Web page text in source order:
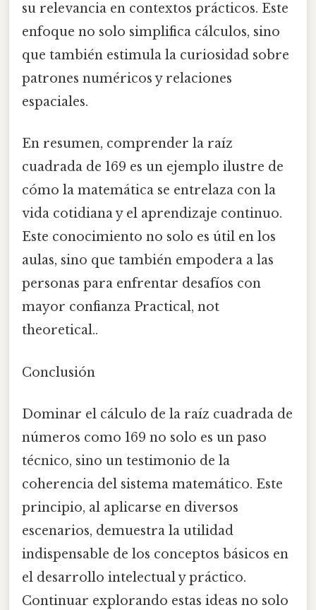
su relevancia en contextos prácticos. Este
enfoque no solo simplifica cálculos, sino
que también estimula la curiosidad sobre
patrones numéricos y relaciones
espaciales.
En resumen, comprender la raíz
cuadrada de 169 es un ejemplo ilustre de
cómo la matemática se entrelaza con la
vida cotidiana y el aprendizaje continuo.
Este conocimiento no solo es útil en los
aulas, sino que también empodera a las
personas para enfrentar desafíos con
mayor confianza Practical, not
theoretical..
Conclusión
Dominar el cálculo de la raíz cuadrada de
números como 169 no solo es un paso
técnico, sino un testimonio de la
coherencia del sistema matemático. Este
principio, al aplicarse en diversos
escenarios, demuestra la utilidad
indispensable de los conceptos básicos en
el desarrollo intelectual y práctico.
Continuar explorando estas ideas no solo